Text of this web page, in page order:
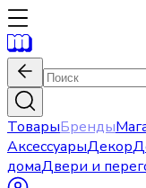
ТоварыБренды
АксессуарыДекор
домаДвери и